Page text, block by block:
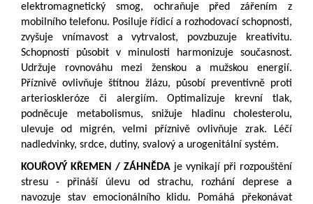
elektromagnetický smog, ochraňuje před zářením z
mobilního telefonu. Posiluje řídicí a rozhodovací schopnosti,
zvyšuje vnímavost a vytrvalost, povzbuzuje kreativitu.
Schopností působit v minulosti harmonizuje současnost.
Udržuje rovnováhu mezi ženskou a mužskou energií.
Příznivě ovlivňuje štítnou žlázu, působí preventivně proti
arterioskleróze či alergiím. Optimalizuje krevní tlak,
podněcuje metabolismus, snižuje hladinu cholesterolu,
ulevuje od migrén, velmi příznivě ovlivňuje zrak. Léčí
nadledvinky, srdce, dutiny, svalový a urogenitální systém.
KOUŘOVÝ KŘEMEN / ZÁHNĚDA je vynikají při rozpouštění
stresu - přináší úlevu od strachu, rozhání deprese a
navozuje stav emocionálního klidu. Pomáhá překonávat